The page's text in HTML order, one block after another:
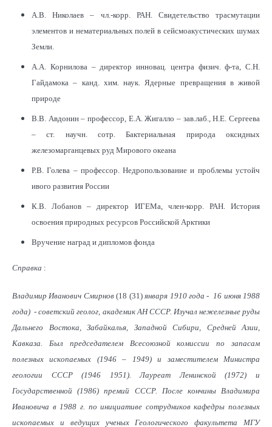
А.В. Николаев – чл.-корр. РАН. Свидетельство трасмутации
элементов и нематериальных полей в сейсмоакустических шумах
Земли.
А.А. Корнилова – директор инновац. центра физич. ф-та, С.Н.
Гайдамока – канд. хим. наук. Ядерные превращения в живой
природе
В.В. Авдонин – профессор, Е.А. Жигалло – зав.лаб., Н.Е. Сергеева
– ст. научн. сотр. Бактериальная природа оксидных
железомарганцевых руд Мирового океана
Р.В. Голева – профессор. Недропользование и проблемы устойч
ивого развития России
К.В. Лобанов – директор ИГЕМа, член-корр. РАН. История
освоения природных ресурсов Российской Арктики
Вручение наград и дипломов фонда
Справка :
Владимир Иванович Смирнов(18 (31) января 1910 года - 16 июня 1988
года) -советский геолог, академик АН СССР. Изучал нежелезные руды
Дальнего Востока, Забайкалья, Западной Сибири, Средней Азии,
Кавказа. Был председателем Всесоюзной комиссии по запасам
полезных ископаемых (1946 – 1949) и заместителем Министра
геологии СССР (1946 1951). Лауреат Ленинской (1972) и
Государственной (1986) премий СССР. После кончины Владимира
Ивановича в 1988 г. по инициативе сотрудников кафедры полезных
ископаемых и ведущих ученых Геологического факультета МГУ